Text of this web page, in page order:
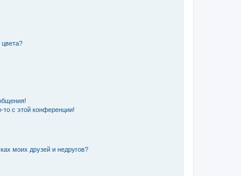
то с этой конференции!
моих друзей и недругов?